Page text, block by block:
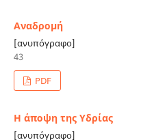
Αναδρομή
[ανυπόγραφο]
43
PDF
Η άποψη της Υδρίας
[ανυπόγραφο]